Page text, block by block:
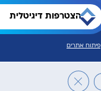
פיתוח אתרים
הצטרפות דיגיטלית
Close GDPR Cookie Banner